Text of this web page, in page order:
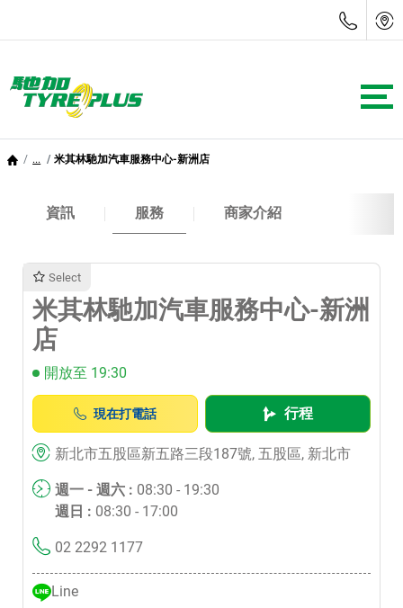
... 米其林馳加汽車服務中心-新洲店
資訊 服務 商家介紹
Select
米其林馳加汽車服務中心-新洲
店
開放至 19:30
現在打電話 行程
新北市五股區新五路三段187號, 五股區, 新北市
週一 - 週六 : 08:30 - 19:30
週日 : 08:30 - 17:00
02 2292 1177
Line